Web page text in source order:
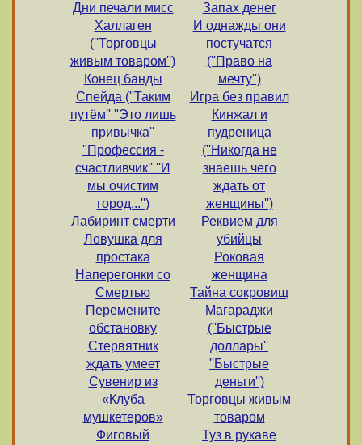
Дни печали мисс
Халлаген
(''Торговцы
живым товаром'')
Конец банды
Спейда (''Таким
путём'' ''Это лишь
привычка''
''Профессия -
счастливчик'' ''И
мы очистим
город...'')
Лабиринт смерти
Ловушка для
простака
Наперегонки со
Смертью
Перемените
обстановку
Стервятник
ждать умеет
Сувенир из
«Клуба
мушкетеров»
Фиговый
Запах денег
И однажды они
постучатся
(''Право на
мечту'')
Игра без правил
Кинжал и
пудреница
(''Никогда не
знаешь чего
ждать от
женщины'')
Реквием для
убийцы
Роковая
женщина
Тайна сокровищ
Магараджи
(''Быстрые
доллары''
''Быстрые
деньги'')
Торговцы живым
товаром
Туз в рукаве